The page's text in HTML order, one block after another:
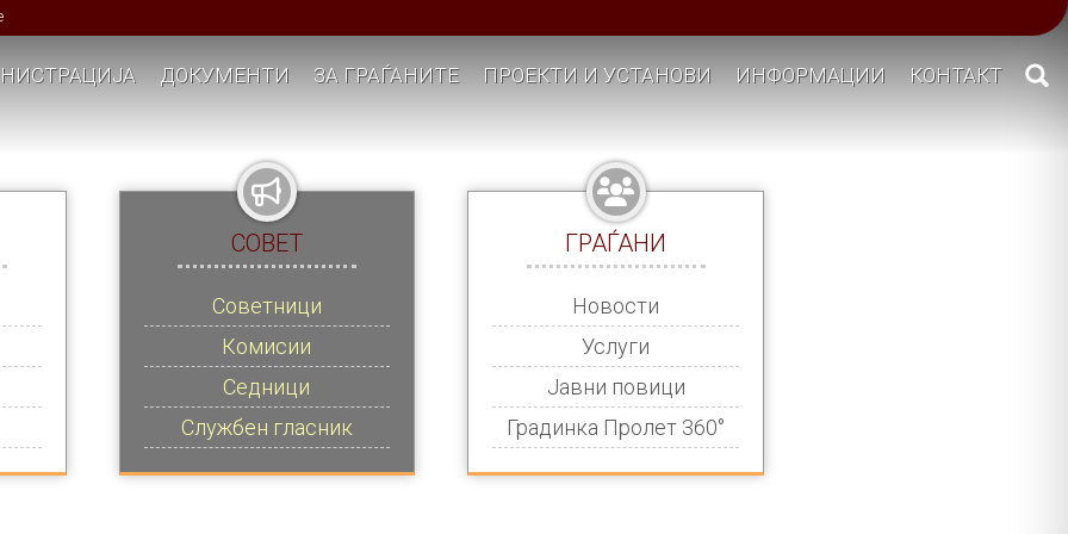
ДОКУМЕНТИ ЗА ГРАЃАНИТЕ ПРОЕКТИ И УСТАНОВИ ИНФОРМАЦИИ КОНТАКТ
СОВЕТ
Советници
Комисии
Седници
Службен гласник
ГРАЃАНИ
Новости
Услуги
Јавни повици
Градинка Пролет 360°